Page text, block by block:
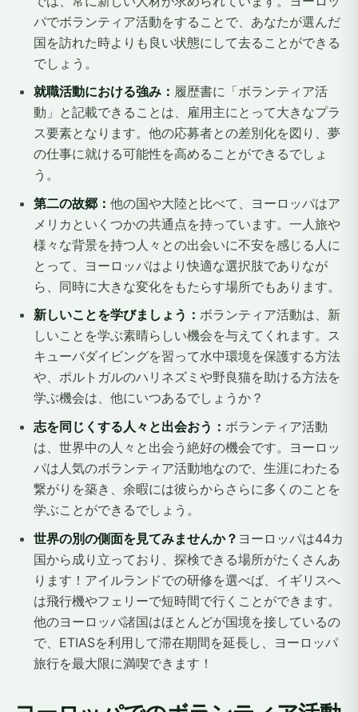
パでボランティア活動をすることで、あなたが選んだ
国を訪れた時よりも良い状態にして去ることができる
でしょう。
就職活動における強み： 履歴書に「ボランティア活
動」と記載できることは、雇用主にとって大きなプラ
ス要素となります。他の応募者との差別化を図り、夢
の仕事に就ける可能性を高めることができるでしょ
う。
第二の故郷： 他の国や大陸と比べて、ヨーロッパはア
メリカといくつかの共通点を持っています。一人旅や
様々な背景を持つ人々との出会いに不安を感じる人に
とって、ヨーロッパはより快適な選択肢でありなが
ら、同時に大きな変化をもたらす場所でもあります。
新しいことを学びましょう： ボランティア活動は、新
しいことを学ぶ素晴らしい機会を与えてくれます。ス
キューバダイビングを習って水中環境を保護する方法
や、ポルトガルのハリネズミや野良猫を助ける方法を
学ぶ機会は、他にいつあるでしょうか？
志を同じくする人々と出会おう： ボランティア活動
は、世界中の人々と出会う絶好の機会です。ヨーロッ
パは人気のボランティア活動地なので、生涯にわたる
繋がりを築き、余暇には彼らからさらに多くのことを
学ぶことができるでしょう。
世界の別の側面を見てみませんか？ ヨーロッパは44カ
国から成り立っており、探検できる場所がたくさんあ
ります！アイルランドでの研修を選べば、イギリスへ
は飛行機やフェリーで短時間で行くことができます。
他のヨーロッパ諸国はほとんどが国境を接しているの
で、ETIASを利用して滞在期間を延長し、ヨーロッパ
旅行を最大限に満喫できます！